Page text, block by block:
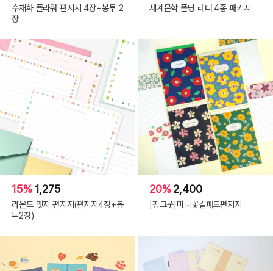
수채화 플라워 편지지 4장+봉투 2
장
세계문학 폴딩 레터 4종 패키지
15% 1,275
라운드 엣지 편지지(편지지4장+봉
투2장)
20%2,400
[핑크풋]미니꽃길패드편지지